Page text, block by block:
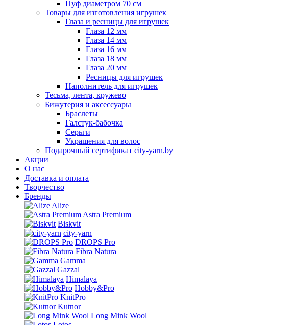
Пуф диаметром 70 см
Товары для изготовления игрушек
Глаза и ресницы для игрушек
Глаза 12 мм
Глаза 14 мм
Глаза 16 мм
Глаза 18 мм
Глаза 20 мм
Ресницы для игрушек
Наполнитель для игрушек
Тесьма, лента, кружево
Бижутерия и аксессуары
Браслеты
Галстук-бабочка
Серьги
Украшения для волос
Подарочный сертификат city-yarn.by
Акции
О нас
Доставка и оплата
Творчество
Бренды
Alize
Astra Premium
Biskvit
city-yarn
DROPS Pro
Fibra Natura
Gamma
Gazzal
Himalaya
Hobby&Pro
KnitPro
Kutnor
Long Mink Wool